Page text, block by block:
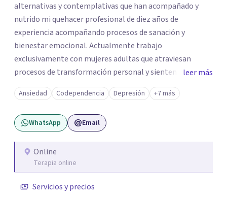
alternativas y contemplativas que han acompañado y
nutrido mi quehacer profesional de diez años de
experiencia acompañando procesos de sanación y
bienestar emocional. Actualmente trabajo
exclusivamente con mujeres adultas que atraviesan
procesos de transformación personal y sienten la
necesidad de tomar una pausa para reconectar consigo
mismas y hacer un viaje de autoconocimiento profundo.
Mi propio camino profesional me llevó a trabajar antes
con niños, adolescentes y familias en contextos
enseñó que el cambio real ocurre cuando la persona se
siente vista, escuchada, acompañada; y sobre todo
llevar a su vida cotidiana. Hoy, esa experiencia se traduce
leer más
Ansiedad Codependencia Depresión +7 más
WhatsApp Email
Online
Terapia online
Servicios y precios